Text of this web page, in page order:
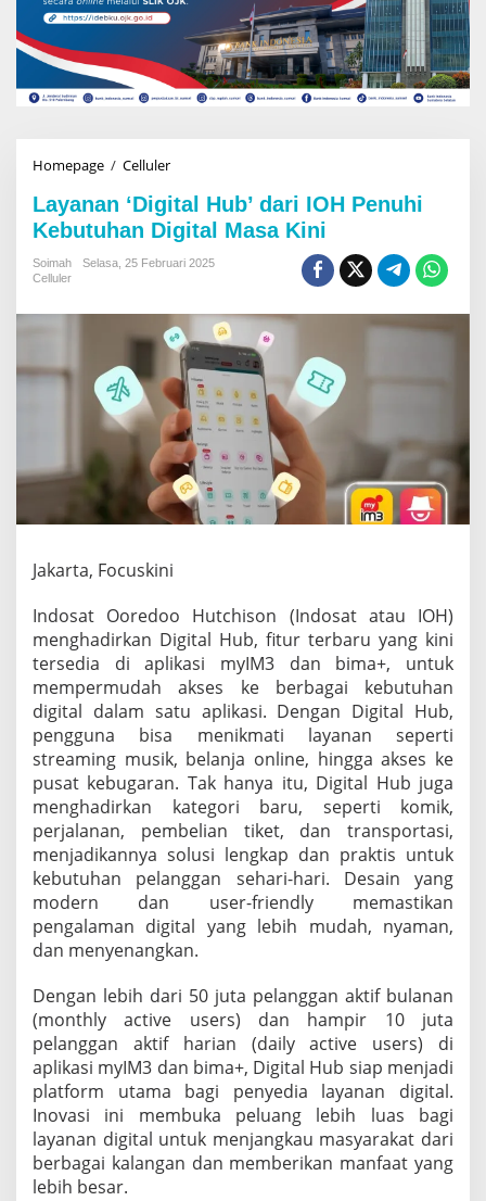
Homepage / Celluler
y
a
n
a
D
i
i
t
a
l
H
u
b
'
r
I
O
H
P
n
u
h
i
K
e
b
u
u
a
n
g
i
a
M
a
s
a
Layanan ‘Digital Hub’ dari IOH Penuhi
Kebutuhan Digital Masa Kini
Soimah
Selasa, 25 Februari 2025
Celluler
Jakarta, Focuskini
Indosat Ooredoo Hutchison (Indosat atau IOH)
menghadirkan Digital Hub, fitur terbaru yang kini
tersedia di aplikasi myIM3 dan bima+, untuk
mempermudah akses ke berbagai kebutuhan
digital dalam satu aplikasi. Dengan Digital Hub,
pengguna bisa menikmati layanan seperti
streaming musik, belanja online, hingga akses ke
pusat kebugaran. Tak hanya itu, Digital Hub juga
menghadirkan kategori baru, seperti komik,
perjalanan, pembelian tiket, dan transportasi,
menjadikannya solusi lengkap dan praktis untuk
kebutuhan pelanggan sehari-hari. Desain yang
modern dan user-friendly memastikan
pengalaman digital yang lebih mudah, nyaman,
dan menyenangkan.
Dengan lebih dari 50 juta pelanggan aktif bulanan
(monthly active users) dan hampir 10 juta
pelanggan aktif harian (daily active users) di
aplikasi myIM3 dan bima+, Digital Hub siap menjadi
platform utama bagi penyedia layanan digital.
Inovasi ini membuka peluang lebih luas bagi
layanan digital untuk menjangkau masyarakat dari
berbagai kalangan dan memberikan manfaat yang
lebih besar.